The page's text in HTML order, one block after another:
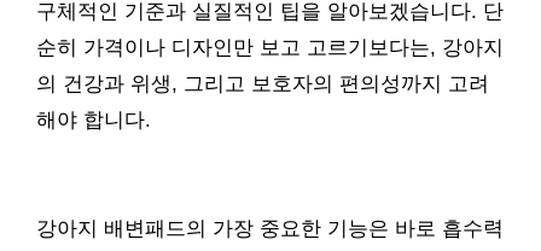
구체적인 기준과 실질적인 팁을 알아보겠습니다. 단
순히 가격이나 디자인만 보고 고르기보다는, 강아지
의 건강과 위생, 그리고 보호자의 편의성까지 고려
해야 합니다.
강아지 배변패드의 가장 중요한 기능은 바로 흡수력